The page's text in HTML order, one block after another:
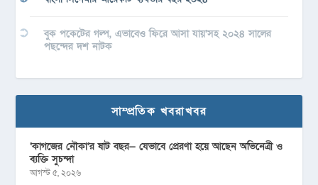
বুক পকেটের গল্প, এভাবেও ফিরে আসা যায়’সহ ২০২৪ সালের
পছন্দের দশ নাটক
সাম্প্রতিক খবরাখবর
‘কাগজের নৌকা’র ষাট বছর— যেভাবে প্রেরণা হয়ে আছেন অভিনেত্রী ও
ব্যক্তি সুচন্দা
আগস্ট ৫, ২০২৬